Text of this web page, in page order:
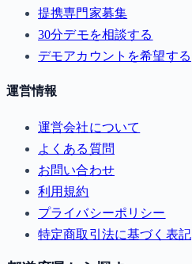
提携専門家募集
30分デモを相談する
デモアカウントを希望する
運営情報
運営会社について
よくある質問
お問い合わせ
利用規約
プライバシーポリシー
特定商取引法に基づく表記